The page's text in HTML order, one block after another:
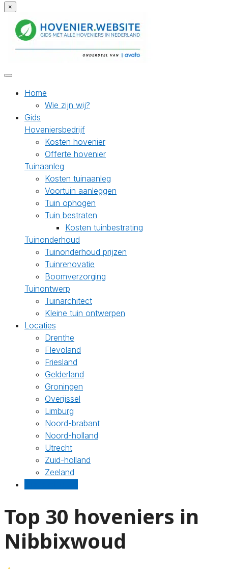
×
Home
Wie zijn wij?
Gids
Hoveniersbedrijf
Kosten hovenier
Offerte hovenier
Tuinaanleg
Kosten tuinaanleg
Voortuin aanleggen
Tuin ophogen
Tuin bestraten
Kosten tuinbestrating
Tuinonderhoud
Tuinonderhoud prijzen
Tuinrenovatie
Boomverzorging
Tuinontwerp
Tuinarchitect
Kleine tuin ontwerpen
Locaties
Drenthe
Flevoland
Friesland
Gelderland
Groningen
Overijssel
Limburg
Noord-brabant
Noord-holland
Utrecht
Zuid-holland
Zeeland
Top 30 hoveniers in
Nibbixwoud